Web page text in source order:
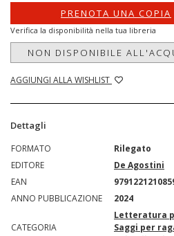
PRENOTA UNA COPIA
Verifica la disponibilità nella tua libreria
NON DISPONIBILE
AGGIUNGI ALLA WISHLIST
Dettagli
FORMATO
Rilegato
EDITORE
De Agostini
EAN
ANNO PUBBLICAZIONE
2024
CATEGORIA
Letteratura
Saggi per